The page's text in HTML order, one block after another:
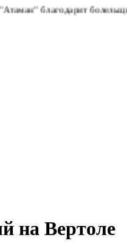
болельщиков за
на Вертоле